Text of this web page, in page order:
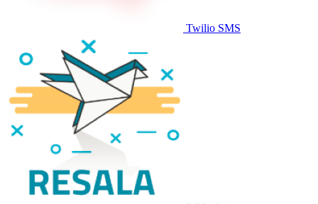
Twilio SMS